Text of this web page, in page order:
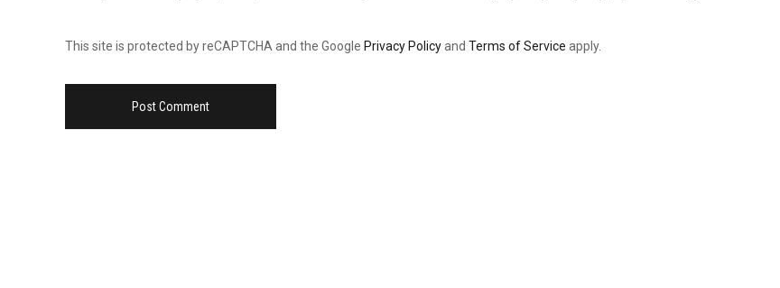
This site is protected by reCAPTCHA and the Google Privacy Policyand Terms of Service apply.